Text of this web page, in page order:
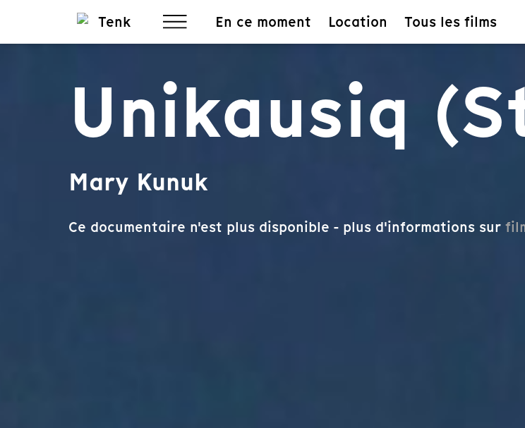
En ce moment Location Tous les films
Unikausiq
Mary Kunuk
Ce documentaire n'est plus disponible - plus d'informations sur